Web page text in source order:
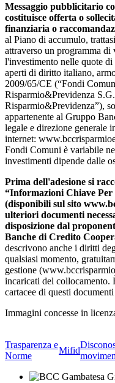
Messaggio pubblicitario
costituisce offerta o
finanziaria o
al Piano di accumulo,
attraverso un programma
l'investimento nelle quote
aperti di diritto italiano,
2009/65/CE (“Fondi
Risparmio&Previdenza
Risparmio&Previdenza”),
appartenente al Gruppo
legale e direzione generale
internet:
Fondi Comuni è variabile
investimenti dipende dalle
Prima dell'adesione si
“Informazioni Chiave
(disponibili sul sito
ulteriori documenti
disposizione dal
Banche di Credito
descrivono anche i diritti
qualsiasi momento,
gestione
incaricati del collocamento.
cartacee di questi
Immagini concesse in
Trasparenza e
Norme
Mifid